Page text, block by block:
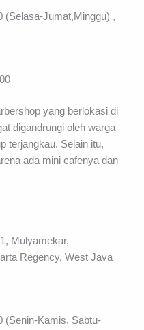
(Selasa-Jumat,Minggu) ,
yang berlokasi di
digandrungi oleh warga
terjangkau. Selain itu,
ada mini cafenya dan
Mulyamekar,
Regency, West Java
(Senin-Kamis, Sabtu-